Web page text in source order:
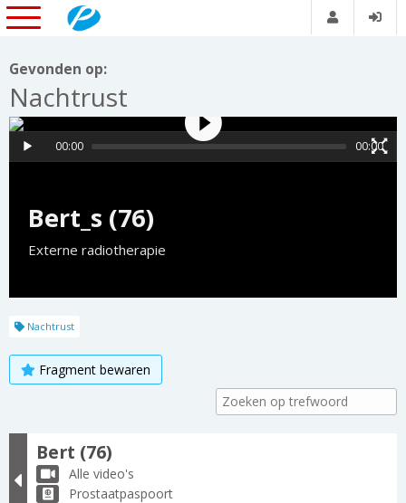
Gevonden op:
Nachtrust
Bert_s (76)
Externe radiotherapie
00:00 00:00
Nachtrust
Fragment bewaren
Bert (76)
Alle video's
Prostaatpaspoort